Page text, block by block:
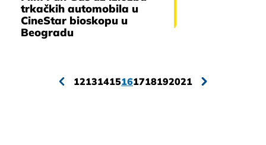
trkačkih automobila u
CineStar bioskopu u
Beogradu
12131415161718192021